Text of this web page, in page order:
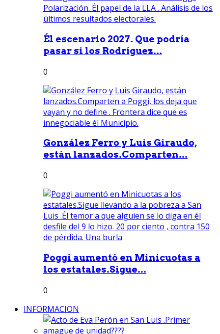
Él escenario 2027. Que podría
pasar si los Rodríguez...
0
González Ferro y Luis Giraudo,
están lanzados.Comparten...
0
Poggi aumentó en Minicuotas a
los estatales.Sigue...
0
INFORMACION